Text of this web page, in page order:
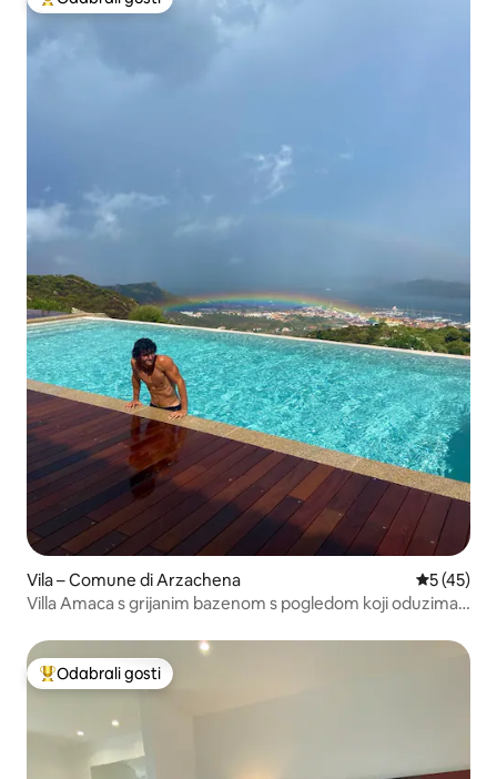
Među najviše rangiranima s oznakom „Odabrali gosti”
Vila – Comune di Arzachena Prosječna
5 (45)
Villa Amaca s grijanim bazenom s pogledom koji oduzima
Među najviše rangiranima s oznakom „Odabrali gosti”
Odabrali gosti